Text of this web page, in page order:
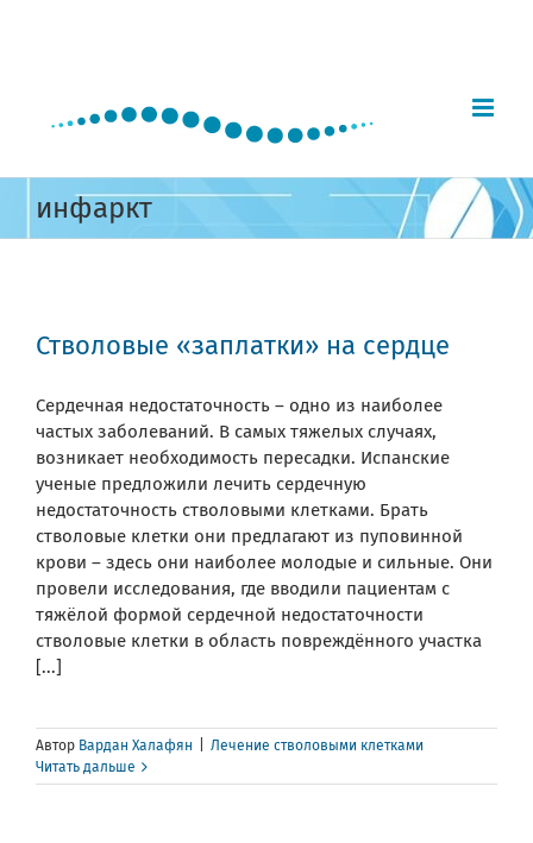
инфаркт
Стволовые «заплатки» на сердце
Сердечная недостаточность – одно из наиболее
частых заболеваний. В самых тяжелых случаях,
возникает необходимость пересадки. Испанские
ученые предложили лечить сердечную
недостаточность стволовыми клетками. Брать
стволовые клетки они предлагают из пуповинной
крови – здесь они наиболее молодые и сильные. Они
провели исследования, где вводили пациентам с
тяжёлой формой сердечной недостаточности
стволовые клетки в область повреждённого участка
[...]
Автор Вардан Халафян
Лечение стволовыми клетками
Читать дальше